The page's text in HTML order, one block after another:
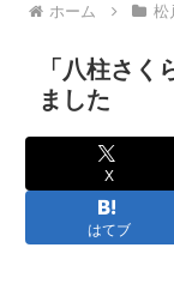
ホーム 松
「八柱さ
ました
X
はてブ